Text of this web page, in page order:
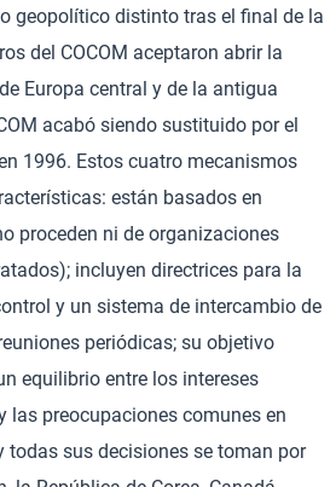
geopolítico distinto tras el final de la
del COCOM aceptaron abrir la
Europa central y de la antigua
acabó siendo sustituido por el
1996. Estos cuatro mecanismos
están basados en
proceden ni de organizaciones
incluyen directrices para la
y un sistema de intercambio de
periódicas; su objetivo
equilibrio entre los intereses
las preocupaciones comunes en
todas sus decisiones se toman por